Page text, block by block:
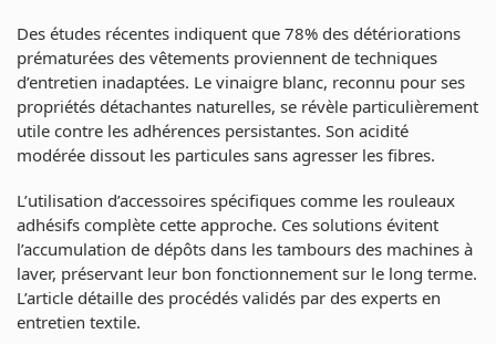
Des études récentes indiquent que 78% des détériorations
prématurées des vêtements proviennent de techniques
d’entretien inadaptées. Le vinaigre blanc, reconnu pour ses
propriétés détachantes naturelles, se révèle particulièrement
utile contre les adhérences persistantes. Son acidité
modérée dissout les particules sans agresser les fibres.
L’utilisation d’accessoires spécifiques comme les rouleaux
adhésifs complète cette approche. Ces solutions évitent
l’accumulation de dépôts dans les tambours des machines à
laver, préservant leur bon fonctionnement sur le long terme.
L’article détaille des procédés validés par des experts en
entretien textile.